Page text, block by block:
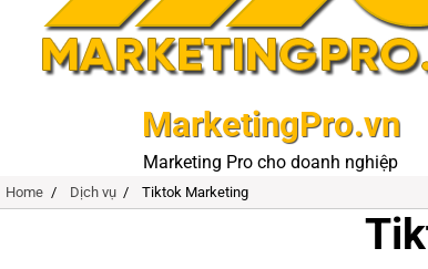
MarketingPro.vn
Marketing Pro cho doanh nghiệp
Home Dịch vụ Tiktok Marketing